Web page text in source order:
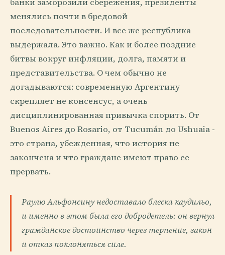
менялись почти в бредовой
последовательности. И все же республика
выдержала. Это важно. Как и более поздние
битвы вокруг инфляции, долга, памяти и
представительства. О чем обычно не
догадываются: современную Аргентину
скрепляет не консенсус, а очень
дисциплинированная привычка спорить. От
Buenos Aires до Rosario, от Tucumán до Ushuaia -
это страна, убежденная, что история не
закончена и что граждане имеют право ее
прервать.
Раулю Альфонсину недоставало блеска каудильо,
и именно в этом была его добродетель: он вернул
гражданское достоинство через терпение, закон
и отказ поклоняться силе.